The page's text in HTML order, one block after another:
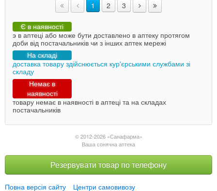
1 2 3
Є в наявності
э в аптеці або може бути доставлено в аптеку протягом
доби від постачальників чи з інших аптек мережі
На складі
доставка товару здійснюється кур'єрськими службами зі
складу
Немає в
наявності
товару немає в наявності в аптеці та на складах
постачальників
© 2012-2026 «Санафарма»
Ваша сонячна аптека
Резервувати товар по телефону
Повна версія сайту Центри самовивозу